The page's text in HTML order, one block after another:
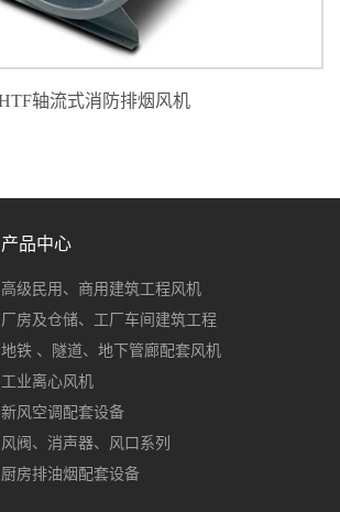
GDF型离心式管道风机
产品中心
高级民用、商用建筑工程风机
厂房及仓储、工厂车间建筑工程
地铁 、隧道、地下管廊配套风机
工业离心风机
新风空调配套设备
风阀、消声器、风口系列
厨房排油烟配套设备